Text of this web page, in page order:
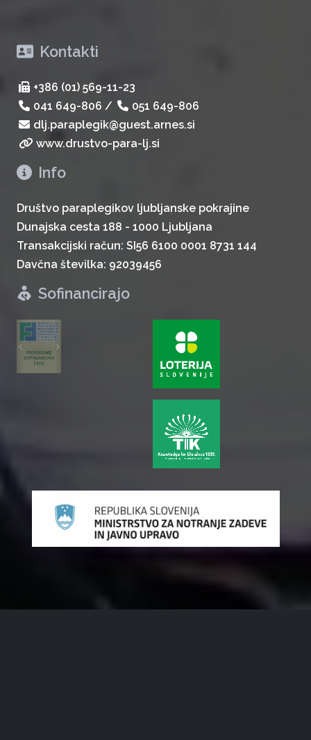
Kontakti
+386 (01) 569-11-23
041 649-806 /
051 649-806
dlj.paraplegik@guest.arnes.si
www.drustvo-para-lj.si
Info
Društvo paraplegikov ljubljanske pokrajine
Dunajska cesta 188 - 1000 Ljubljana
Transakcijski račun: SI56 6100 0001 8731 144
Davčna številka: 92039456
zurück
Sofinancirajo